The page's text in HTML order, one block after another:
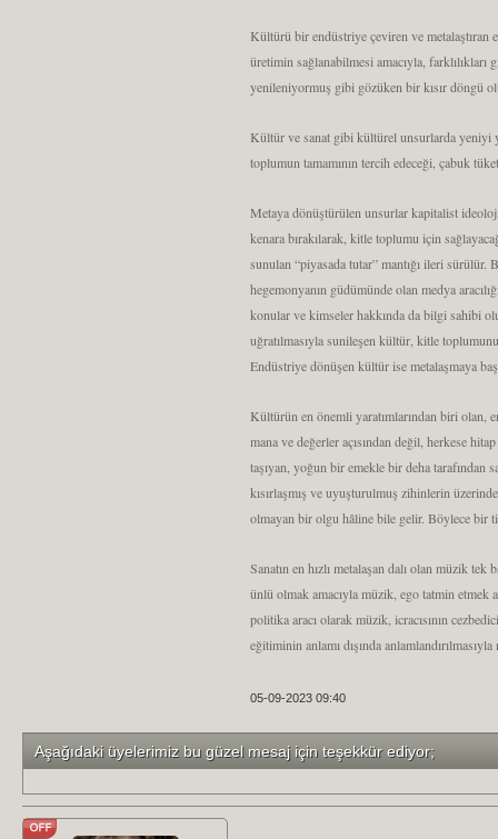
Kültürü bir endüstriye çeviren ve metalaştıran
üretimin sağlanabilmesi amacıyla,
yenileniyormuş gibi gözüken bir kısır döngü
Kültür ve sanat gibi kültürel unsurlarda yeniyi
toplumun tamamının tercih edeceği, çabuk
Metaya dönüştürülen unsurlar kapitalist
kenara bırakılarak, kitle toplumu için
sunulan “piyasada tutar” mantığı ileri sürülür.
hegemonyanın güdümünde olan medya
konular ve kimseler hakkında da bilgi sahibi
uğratılmasıyla sunileşen kültür, kitle
Endüstriye dönüşen kültür ise metalaşmaya
Kültürün en önemli yaratımlarından biri olan,
mana ve değerler açısından değil, herkese
taşıyan, yoğun bir emekle bir deha tarafından
kısırlaşmış ve uyuşturulmuş zihinlerin
olmayan bir olgu hâline bile gelir. Böylece bir
Sanatın en hızlı metalaşan dalı olan müzik
ünlü olmak amacıyla müzik, ego tatmin etmek
politika aracı olarak müzik, icracısının
eğitiminin anlamı dışında
05-09-2023 09:40
Aşağıdaki üyelerimiz bu güzel mesaj için teşekkür ediyor;